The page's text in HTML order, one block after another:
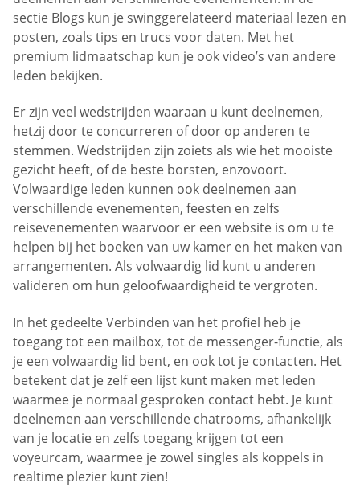
sectie Blogs kun je swinggerelateerd materiaal lezen en
posten, zoals tips en trucs voor daten. Met het
premium lidmaatschap kun je ook video’s van andere
leden bekijken.
Er zijn veel wedstrijden waaraan u kunt deelnemen,
hetzij door te concurreren of door op anderen te
stemmen. Wedstrijden zijn zoiets als wie het mooiste
gezicht heeft, of de beste borsten, enzovoort.
Volwaardige leden kunnen ook deelnemen aan
verschillende evenementen, feesten en zelfs
reisevenementen waarvoor er een website is om u te
helpen bij het boeken van uw kamer en het maken van
arrangementen. Als volwaardig lid kunt u anderen
valideren om hun geloofwaardigheid te vergroten.
In het gedeelte Verbinden van het profiel heb je
toegang tot een mailbox, tot de messenger-functie, als
je een volwaardig lid bent, en ook tot je contacten. Het
betekent dat je zelf een lijst kunt maken met leden
waarmee je normaal gesproken contact hebt. Je kunt
deelnemen aan verschillende chatrooms, afhankelijk
van je locatie en zelfs toegang krijgen tot een
voyeurcam, waarmee je zowel singles als koppels in
realtime plezier kunt zien!